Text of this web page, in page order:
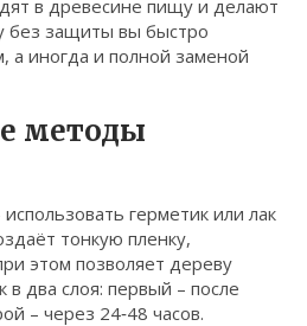
в древесине пищу и делают
без защиты вы быстро
а иногда и полной заменой
методы
герметик или лак
тонкую пленку,
этом позволяет дереву
два слоя: первый – после
– через 24‑48 часов.